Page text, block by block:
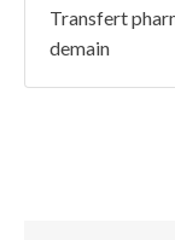
Transfert
demain